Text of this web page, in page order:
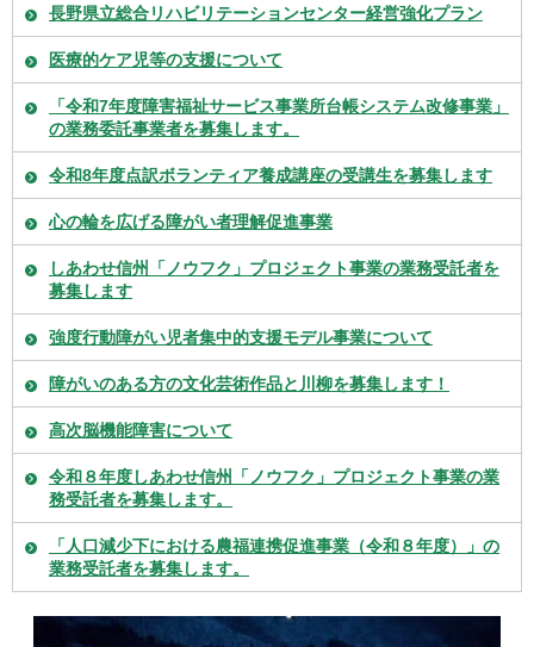
長野県立総合リハビリテーションセンター経営強化プラン
医療的ケア児等の支援について
「令和7年度障害福祉サービス事業所台帳システム改修事業」
の業務委託事業者を募集します。
令和8年度点訳ボランティア養成講座の受講生を募集します
心の輪を広げる障がい者理解促進事業
しあわせ信州「ノウフク」プロジェクト事業の業務受託者を
募集します
強度行動障がい児者集中的支援モデル事業について
障がいのある方の文化芸術作品と川柳を募集します！
高次脳機能障害について
令和８年度しあわせ信州「ノウフク」プロジェクト事業の業
務受託者を募集します。
「人口減少下における農福連携促進事業（令和８年度）」の
業務受託者を募集します。